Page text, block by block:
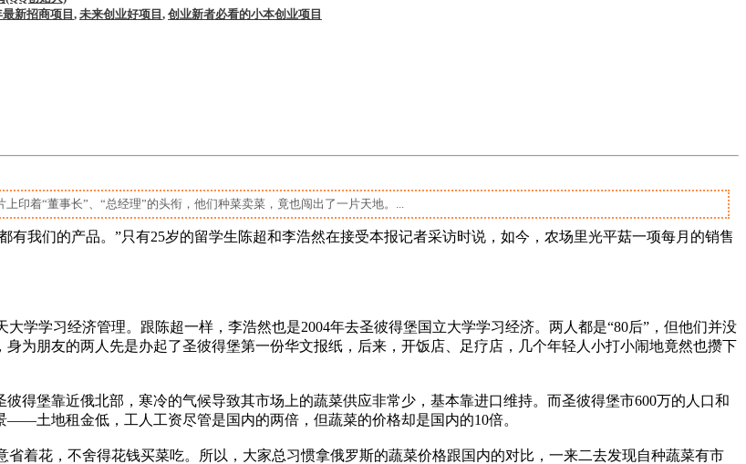
新招商项目, 未来创业好项目 , 创业新者必看的小本创业项目
印着“董事长”、“总经理”的头衔，他们种菜卖菜，竟也闯出了一片天地。...
我们的产品。”只有25岁的留学生陈超和李浩然在接受本报记者采访时说，如今，农场里光平菇一项每月的销售
学习经济管理。跟陈超一样，李浩然也是2004年去圣彼得堡国立大学学习经济。两人都是“80后”，但他们并没
为朋友的两人先是办起了圣彼得堡第一份华文报纸，后来，开饭店、足疗店，几个年轻人小打小闹地竟然也攒下
堡靠近俄北部，寒冷的气候导致其市场上的蔬菜供应非常少，基本靠进口维持。而圣彼得堡市600万的人口和
土地租金低，工人工资尽管是国内的两倍，但蔬菜的价格却是国内的10倍。
花，不舍得花钱买菜吃。所以，大家总习惯拿俄罗斯的蔬菜价格跟国内的对比，一来二去发现自种蔬菜有市